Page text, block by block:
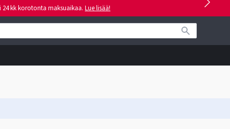
24 kk korotonta maksuaikaa. Lue lisää!